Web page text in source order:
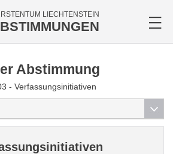
LIECHTENSTEIN
Abstimmung
- Verfassungsinitiativen